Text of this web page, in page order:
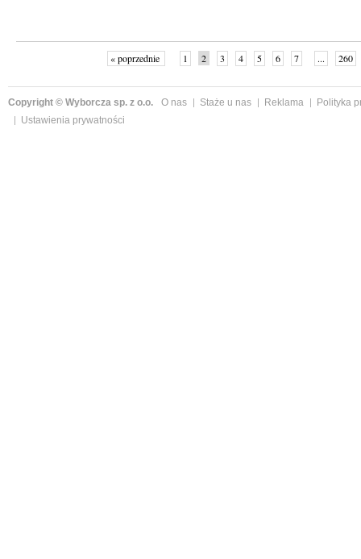
« poprzednie 1 2 3 4 5 6 7 ... 260
Copyright © Wyborcza sp. z o.o. O nas Staże u nas Reklama
Polityka
Ustawienia prywatności